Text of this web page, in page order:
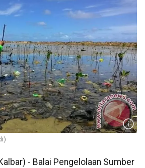
- Balai Pengelolaan Sumber